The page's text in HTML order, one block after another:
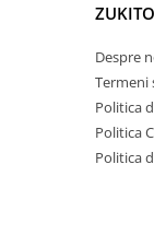
Despre
Termeni
Politica
Politica
Politica